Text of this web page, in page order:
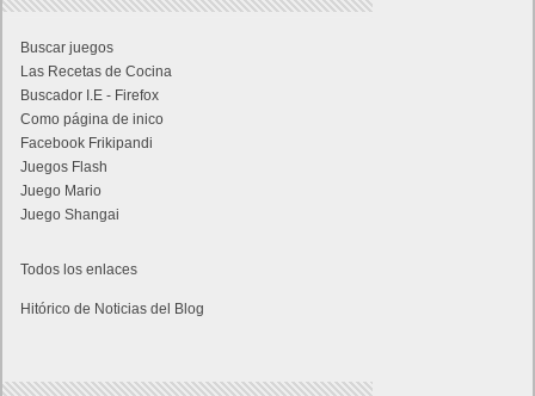
Buscar juegos
Las Recetas de Cocina
Buscador I.E - Firefox
Como página de inico
Facebook Frikipandi
Juegos Flash
Juego Mario
Juego Shangai
Todos los enlaces
Hitórico de Noticias del Blog